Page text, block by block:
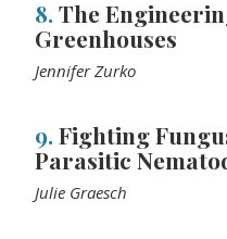
8.The
Greenhouses
Jennifer Zurko
9.Fighting
Parasitic
Julie Graesch